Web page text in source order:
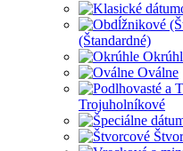
(Štandardné)
Oválne
Trojuholníkové